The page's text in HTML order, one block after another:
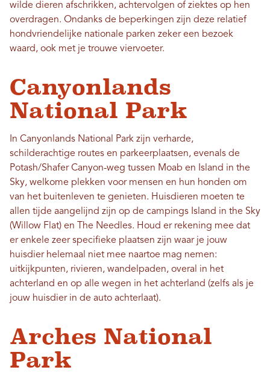
wilde dieren afschrikken, achtervolgen of ziektes op hen
overdragen. Ondanks de beperkingen zijn deze relatief
hondvriendelijke nationale parken zeker een bezoek
waard, ook met je trouwe viervoeter.
Canyonlands
National Park
In Canyonlands National Park zijn verharde,
schilderachtige routes en parkeerplaatsen, evenals de
Potash/Shafer Canyon-weg tussen Moab en Island in the
Sky, welkome plekken voor mensen en hun honden om
van het buitenleven te genieten. Huisdieren moeten te
allen tijde aangelijnd zijn op de campings Island in the Sky
(Willow Flat) en The Needles. Houd er rekening mee dat
er enkele zeer specifieke plaatsen zijn waar je jouw
huisdier helemaal niet mee naartoe mag nemen:
uitkijkpunten, rivieren, wandelpaden, overal in het
achterland en op alle wegen in het achterland (zelfs als je
jouw huisdier in de auto achterlaat).
Arches National
Park